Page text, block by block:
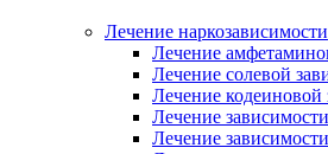
Лечение наркозависимости
Лечение
Лечение солевой
Лечение кодеиновой
Лечение
Лечение